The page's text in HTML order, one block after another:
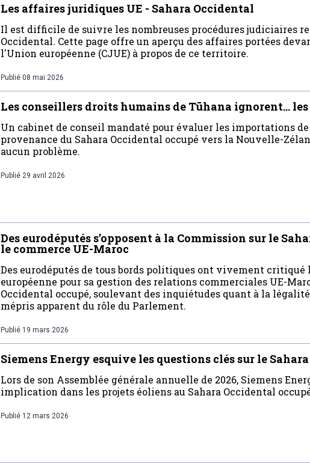
Les affaires juridiques UE - Sahara Occidental
Il est difficile de suivre les nombreuses procédures judiciaires
Occidental. Cette page offre un aperçu des affaires portées
l'Union européenne (CJUE) à propos de ce territoire.
Publié 08 mai 2026
Les conseillers droits humains de Tūhana ignorent…
Un cabinet de conseil mandaté pour évaluer les importations
provenance du Sahara Occidental occupé vers la Nouvelle-
aucun problème.
Publié 29 avril 2026
Des eurodéputés s’opposent à la Commission sur le
le commerce UE-Maroc
Des eurodéputés de tous bords politiques ont vivement critiqué
européenne pour sa gestion des relations commerciales UE-
Occidental occupé, soulevant des inquiétudes quant à la
mépris apparent du rôle du Parlement.
Publié 19 mars 2026
Siemens Energy esquive les questions clés sur le
Lors de son Assemblée générale annuelle de 2026, Siemens
implication dans les projets éoliens au Sahara Occidental
Publié 12 mars 2026